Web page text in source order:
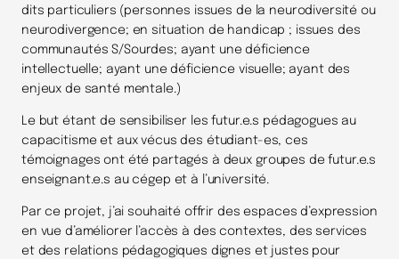
dits particuliers (personnes issues de la neurodiversité ou
neurodivergence; en situation de handicap ; issues des
communautés S/Sourdes; ayant une déficience
intellectuelle; ayant une déficience visuelle; ayant des
enjeux de santé mentale.)
Le but étant de sensibiliser les futur.e.s pédagogues au
capacitisme et aux vécus des étudiant-es, ces
témoignages ont été partagés à deux groupes de futur.e.s
enseignant.e.s au cégep et à l’université.
Par ce projet, j’ai souhaité offrir des espaces d’expression
en vue d’améliorer l’accès à des contextes, des services
et des relations pédagogiques dignes et justes pour